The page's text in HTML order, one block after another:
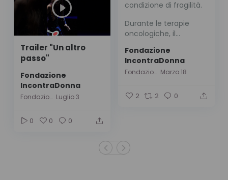
condizione di fragilità.
Durante le terapie
oncologiche, il...
Fondazione
IncontraDonna
Fondazione IncontraDonna Marzo 18
2 2 0
Trailer "Un altro
passo"
Fondazione
IncontraDonna
Fondazione IncontraDonna Luglio 3
0 0 0